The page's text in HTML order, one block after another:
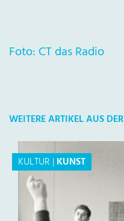
Foto: CT das Radio
WEITERE ARTIKEL AUS
KULTUR |KUNST